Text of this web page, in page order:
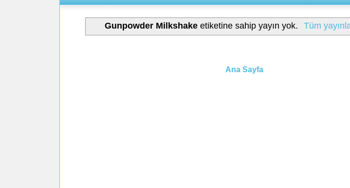
Gunpowder Milkshake etiketine sahip yayın yok. Tüm
Ana Sayfa